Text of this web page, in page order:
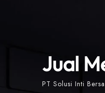
Jual
PT Solusi Inti